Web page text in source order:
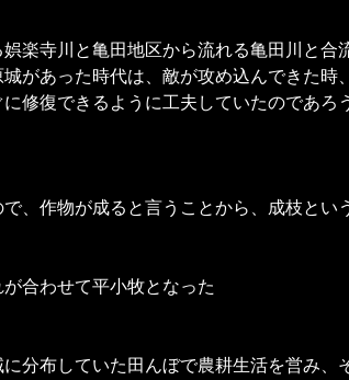
楽寺川と亀田地区から流れる亀田川と
があった時代は、敵が攻め込んできた
修復できるように工夫していたのであ
、作物が成ると言うことから、成枝とい
合わせて平小牧となった
分布していた田んぼで農耕生活を営み